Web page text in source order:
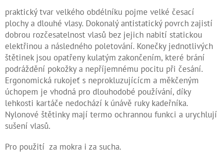
Přihlášení
praktický tvar velkého obdélníku pojme velké česací
plochy a dlouhé vlasy. Dokonalý antistatický povrch zajistí
dobrou rozčesatelnost vlasů bez jejich nabití statickou
elektřinou a následného poletování. Konečky jednotlivých
štětinek jsou opatřeny kulatým zakončením, které brání
podráždění pokožky a nepříjemnému pocitu při česání.
Ergonomická rukojeť s neprokluzujícícm a měkčeným
úchopem je vhodná pro dlouhodobé používání, díky
lehkosti kartáče nedochází k únávě ruky kadeřníka.
Nylonové štětinky mají termo ochrannou funkci a urychlují
sušení vlasů.
Pro použití za mokra i za sucha.